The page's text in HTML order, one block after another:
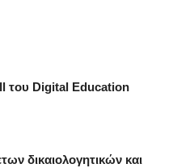
του Digital Education
δικαιολογητικών και